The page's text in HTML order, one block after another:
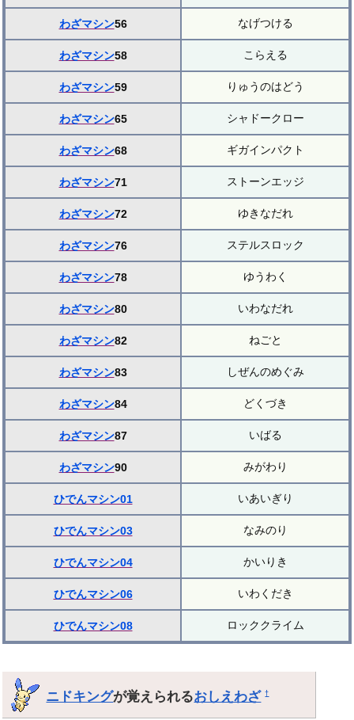
わざマシン56 なげつける
わざマシン58 こらえる
わざマシン59 りゅうのはどう
わざマシン65 シャドークロー
わざマシン68 ギガインパクト
わざマシン71 ストーンエッジ
わざマシン72 ゆきなだれ
わざマシン76 ステルスロック
わざマシン78 ゆうわく
わざマシン80 いわなだれ
わざマシン82 ねごと
わざマシン83 しぜんのめぐみ
わざマシン84 どくづき
わざマシン87 いばる
わざマシン90 みがわり
ひでんマシン01 いあいぎり
ひでんマシン03 なみのり
ひでんマシン04 かいりき
ひでんマシン06 いわくだき
ひでんマシン08 ロッククライム
ニドキングが覚えられるおしえわざ †